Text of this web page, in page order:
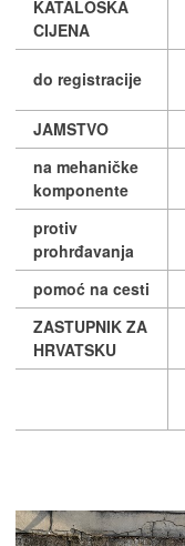
KATALOŠKA
CIJENA
do registracije
JAMSTVO
na mehaničke
komponente
protiv
prohrđavanja
pomoć na cesti
ZASTUPNIK ZA
HRVATSKU